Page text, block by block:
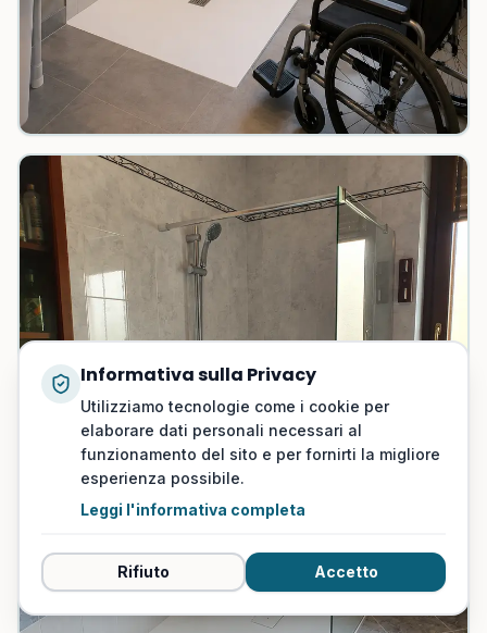
Informativa sulla Privacy
Utilizziamo tecnologie come i cookie per
elaborare dati personali necessari al
funzionamento del sito e per fornirti la migliore
esperienza possibile.
Leggi l'informativa completa
Rifiuto Accetto